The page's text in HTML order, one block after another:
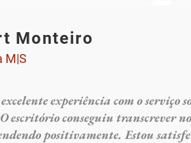
Monteiro
M|S
experiência com o
escritório conseguiu transcrever
positivamente. Estou